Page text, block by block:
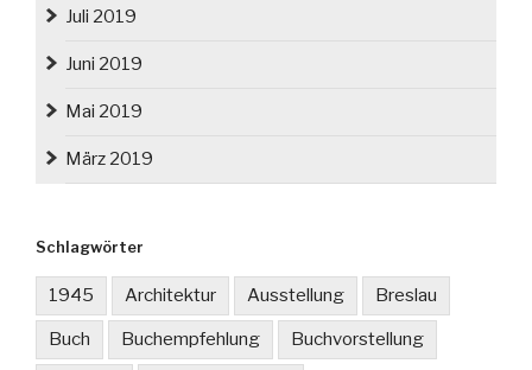
Juli 2019
Juni 2019
Mai 2019
März 2019
Schlagwörter
1945 Architektur Ausstellung Breslau
Buch Buchempfehlung Buchvorstellung